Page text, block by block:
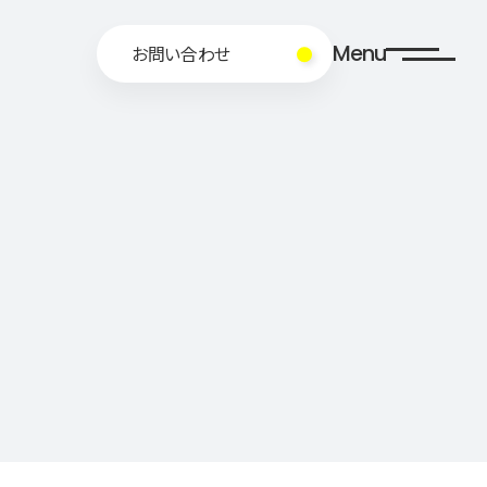
お問い合わせ Menu